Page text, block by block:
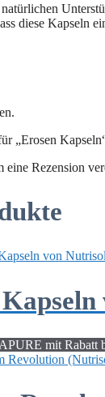
diese Kapseln
„Erosen
eine Rezension
mit Rabatt